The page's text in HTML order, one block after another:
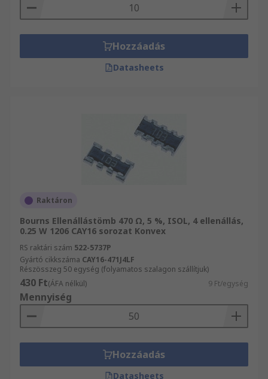
Hozzáadás
Datasheets
Raktáron
Bourns Ellenállástömb 470 Ω, 5 %, ISOL, 4 ellenállás,
0.25 W 1206 CAY16 sorozat Konvex
RS raktári szám 522-5737P
Gyártó cikkszáma CAY16-471J4LF
Részösszeg 50 egység (folyamatos szalagon szállítjuk)
430 Ft(ÁFA nélkül) 9 Ft/egység
Mennyiség
Hozzáadás
Datasheets